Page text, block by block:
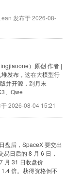
发布于2026-08-
）原创 作者 |
发布，这在大模型行
并开源，到月末
、Qwe
2026-08-04 15:21
盘后，SpaceX 要交出
易日后的 8 月 6 日，
月 31 日收盘价
倍。获得资格倒不